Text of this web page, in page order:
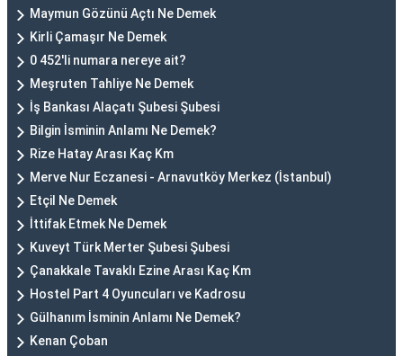
Maymun Gözünü Açtı Ne Demek
Kirli Çamaşır Ne Demek
0 452'li numara nereye ait?
Meşruten Tahliye Ne Demek
İş Bankası Alaçatı Şubesi Şubesi
Bilgin İsminin Anlamı Ne Demek?
Rize Hatay Arası Kaç Km
Merve Nur Eczanesi - Arnavutköy Merkez (İstanbul)
Etçil Ne Demek
İttifak Etmek Ne Demek
Kuveyt Türk Merter Şubesi Şubesi
Çanakkale Tavaklı Ezine Arası Kaç Km
Hostel Part 4 Oyuncuları ve Kadrosu
Gülhanım İsminin Anlamı Ne Demek?
Kenan Çoban